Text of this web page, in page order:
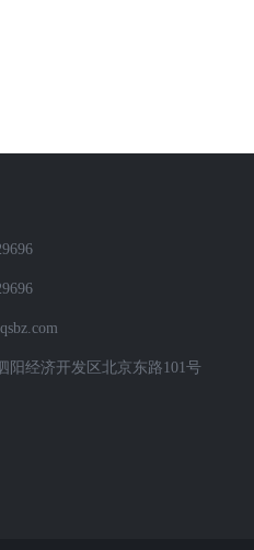
阳经济开发区北京东路101号